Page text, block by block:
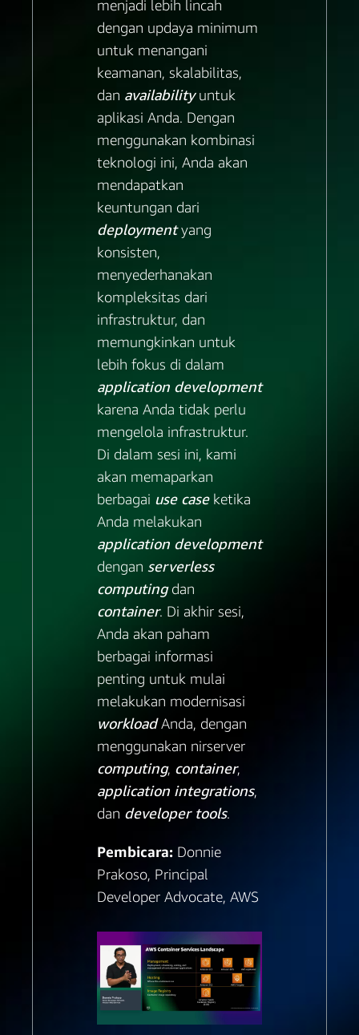
menjadi lebih lincah
dengan updaya minimum
untuk menangani
keamanan, skalabilitas,
dan availabilityuntuk
aplikasi Anda. Dengan
menggunakan kombinasi
teknologi ini, Anda akan
mendapatkan
keuntungan dari
deploymentyang
konsisten,
menyederhanakan
kompleksitas dari
infrastruktur, dan
memungkinkan untuk
lebih fokus di dalam
application development
karena Anda tidak perlu
mengelola infrastruktur.
Di dalam sesi ini, kami
akan memaparkan
berbagai use caseketika
Anda melakukan
application development
dengan serverless
computingdan
container. Di akhir sesi,
Anda akan paham
berbagai informasi
penting untuk mulai
melakukan modernisasi
workloadAnda, dengan
menggunakan nirserver
computing, container,
application integrations,
dan developer tools.
Pembicara: Donnie
Prakoso, Principal
Developer Advocate, AWS